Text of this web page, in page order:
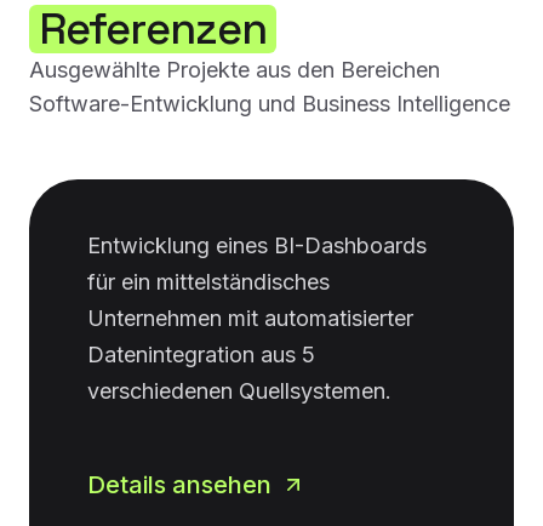
Referenzen
Ausgewählte Projekte aus den Bereichen
Software-Entwicklung und Business Intelligence
Entwicklung eines BI-Dashboards
für ein mittelständisches
Unternehmen mit automatisierter
Datenintegration aus 5
verschiedenen Quellsystemen.
Details ansehen